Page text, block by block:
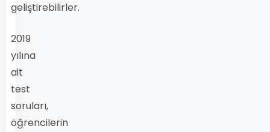
geliştirebilirler.
2019
yılına
ait
test
soruları,
öğrencilerin